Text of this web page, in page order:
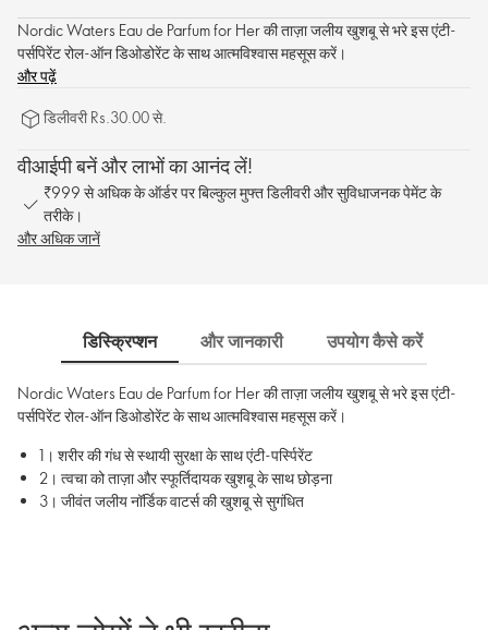
Nordic Waters Eau de Parfum for Her की ताज़ा जलीय खुशबू से भरे इस एंटी-
पर्सपिरेंट रोल-ऑन डिओडोरेंट के साथ आत्मविश्वास महसूस करें।
और पढ़ें
डिलीवरी Rs.30.00 से.
वीआईपी बनें और लाभों का आनंद लें!
₹999 से अधिक के ऑर्डर पर बिल्कुल मुफ्त डिलीवरी और सुविधाजनक पेमेंट के
तरीके।
और अधिक जानें
डिस्क्रिप्शन और जानकारी उपयोग कैसे करें
Nordic Waters Eau de Parfum for Her की ताज़ा जलीय खुशबू से भरे इस एंटी-
पर्सपिरेंट रोल-ऑन डिओडोरेंट के साथ आत्मविश्वास महसूस करें।
1। शरीर की गंध से स्थायी सुरक्षा के साथ एंटी-पर्स्पिरेंट
2। त्वचा को ताज़ा और स्फूर्तिदायक खुशबू के साथ छोड़ना
3। जीवंत जलीय नॉर्डिक वाटर्स की खुशबू से सुगंधित